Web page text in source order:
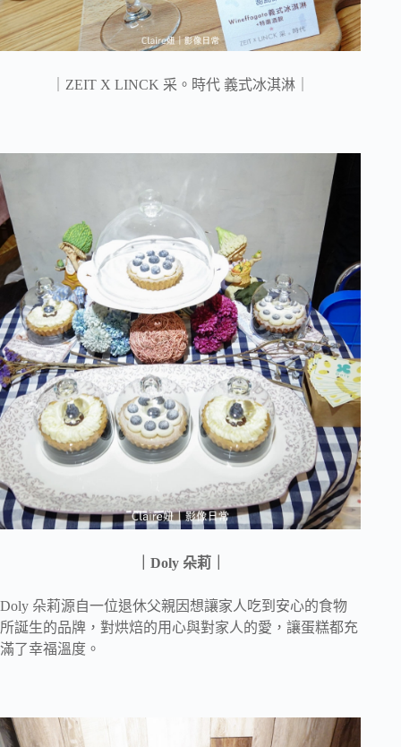
｜ZEIT X LINCK 采。時代 義式冰淇淋｜
｜Doly 朵莉｜
Doly 朵莉源自一位退休父親因想讓家人吃到安心的食物
所誕生的品牌，對烘焙的用心與對家人的愛，讓蛋糕都充
滿了幸福溫度。